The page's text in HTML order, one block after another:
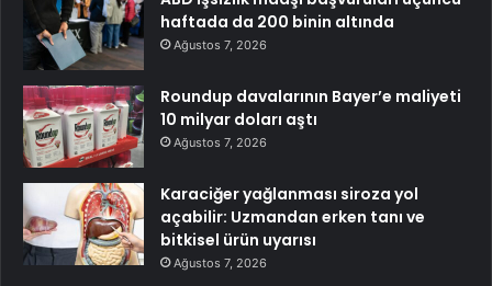
haftada da 200 binin altında
Ağustos 7, 2026
Roundup davalarının Bayer’e maliyeti
10 milyar doları aştı
Ağustos 7, 2026
Karaciğer yağlanması siroza yol
açabilir: Uzmandan erken tanı ve
bitkisel ürün uyarısı
Ağustos 7, 2026